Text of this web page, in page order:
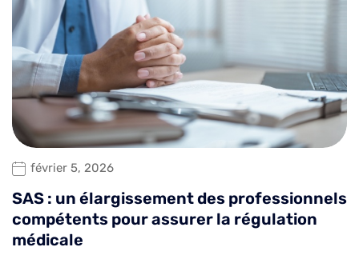
février 5, 2026
SAS : un élargissement des professionnels
compétents pour assurer la régulation
médicale